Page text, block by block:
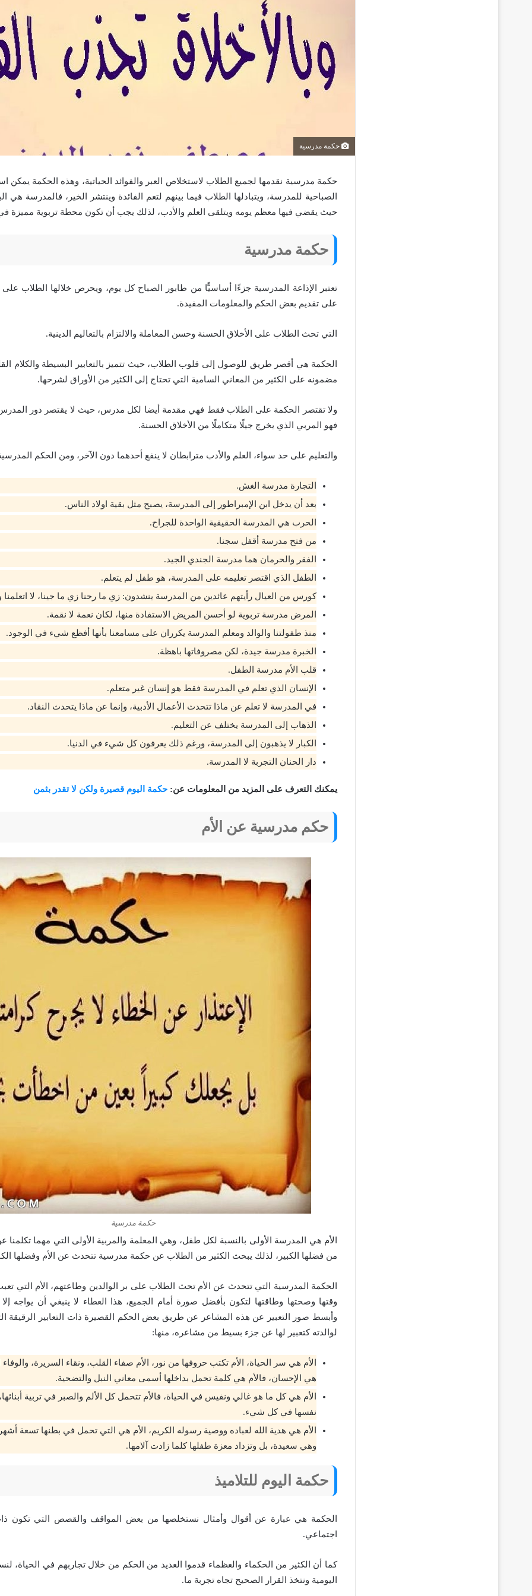
حكمة مدرسية
حكمة مدرسية نقدمها لجميع الطلاب لاستخلاص العبر والفوائد الحياتية، وهذه الحكمة يمكن
الصباحية للمدرسة، ويتبادلها الطلاب فيما بينهم لتعم الفائدة وينتشر الخير، فالمدرسة هي
حيث يقضي فيها معظم يومه ويتلقى العلم والأدب، لذلك يجب أن تكون محطة تربوية مميزة
حكمة مدرسية
تعتبر الإذاعة المدرسية جزءًا أساسيًّا من طابور الصباح كل يوم، ويحرص خلالها الطلاب
على تقديم بعض الحكم والمعلومات المفيدة.
التي تحث الطلاب على الأخلاق الحسنة وحسن المعاملة والالتزام بالتعاليم الدينية.
الحكمة هي أقصر طريق للوصول إلى قلوب الطلاب، حيث تتميز بالتعابير البسيطة والكلام
مضمونه على الكثير من المعاني السامية التي تحتاج إلى الكثير من الأوراق لشرحها.
ولا تقتصر الحكمة على الطلاب فقط فهي مقدمة أيضا لكل مدرس، حيث لا يقتصر دور
فهو المربي الذي يخرج جيلًا متكاملًا من الأخلاق الحسنة.
والتعليم على حد سواء، العلم والأدب مترابطان لا ينفع أحدهما دون الآخر، ومن الحكم
التجارة مدرسة الغش.
بعد أن يدخل ابن الإمبراطور إلى المدرسة، يصبح مثل بقية اولاد الناس.
الحرب هي المدرسة الحقيقية الواحدة للجراح.
من فتح مدرسة أقفل سجنا.
الفقر والحرمان هما مدرسة الجندي الجيد.
الطفل الذي اقتصر تعليمه على المدرسة، هو طفل لم يتعلم.
كورس من العيال رأيتهم عائدين من المدرسة ينشدون: زي ما رحنا زي ما جينا، لا اتعلمنا
المرض مدرسة تربوية لو أحسن المريض الاستفادة منها، لكان نعمة لا نقمة.
منذ طفولتنا والوالد ومعلم المدرسة يكرران على مسامعنا بأنها أفظع شيء في الوجود.
الخبرة مدرسة جيدة، لكن مصروفاتها باهظة.
قلب الأم مدرسة الطفل.
الإنسان الذي تعلم في المدرسة فقط هو إنسان غير متعلم.
في المدرسة لا تعلم عن ماذا تتحدث الأعمال الأدبية، وإنما عن ماذا يتحدث النقاد.
الذهاب إلى المدرسة يختلف عن التعليم.
الكبار لا يذهبون إلى المدرسة، ورغم ذلك يعرفون كل شيء في الدنيا.
دار الحنان التجربة لا المدرسة.
يمكنك التعرف على المزيد من المعلومات عن: حكمة اليوم قصيرة ولكن لا تقدر بثمن
حكم مدرسية عن الأم
حكمة مدرسية
الأم هي المدرسة الأولى بالنسبة لكل طفل، وهي المعلمة والمربية الأولى التي مهما تكلمنا
من فضلها الكبير، لذلك يبحث الكثير من الطلاب عن حكمة مدرسية تتحدث عن الأم وفضلها
الحكمة المدرسية التي تتحدث عن الأم تحث الطلاب على بر الوالدين وطاعتهم، الأم التي
وقتها وصحتها وطاقتها لتكون بأفضل صورة أمام الجميع، هذا العطاء لا ينبغي أن يواجه إلا
وأبسط صور التعبير عن هذه المشاعر عن طريق بعض الحكم القصيرة ذات التعابير الرقيقة
لوالدته كتعبير لها عن جزء بسيط من مشاعره، منها:
الأم هي سر الحياة، الأم تكتب حروفها من نور، الأم صفاء القلب، ونقاء السريرة، والوفاء
هي الإحسان، فالأم هي كلمة تحمل بداخلها أسمى معاني النبل والتضحية.
الأم هي كل ما هو غالي ونفيس في الحياة، فالأم تتحمل كل الألم والصبر في تربية
نفسها في كل شيء.
الأم هي هدية الله لعباده ووصية رسوله الكريم، الأم هي التي تحمل في بطنها تسعة
وهي سعيدة، بل وتزداد معزة طفلها كلما زادت آلامها.
حكمة اليوم للتلاميذ
الحكمة هي عبارة عن أقوال وأمثال نستخلصها من بعض المواقف والقصص التي تكون
اجتماعي.
كما أن الكثير من الحكماء والعظماء قدموا العديد من الحكم من خلال تجاربهم في الحياة،
اليومية ونتخذ القرار الصحيح تجاه تجربة ما.